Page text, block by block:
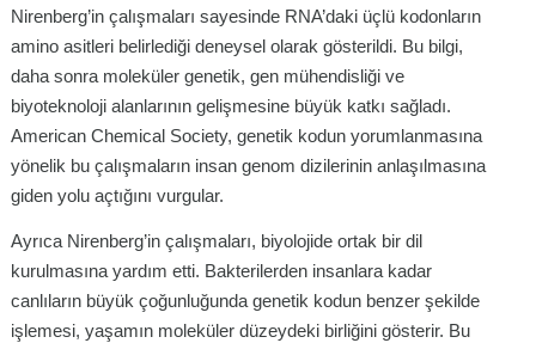
Nirenberg’in çalışmaları sayesinde RNA’daki üçlü kodonların
amino asitleri belirlediği deneysel olarak gösterildi. Bu bilgi,
daha sonra moleküler genetik, gen mühendisliği ve
biyoteknoloji alanlarının gelişmesine büyük katkı sağladı.
American Chemical Society, genetik kodun yorumlanmasına
yönelik bu çalışmaların insan genom dizilerinin anlaşılmasına
giden yolu açtığını vurgular.
Ayrıca Nirenberg’in çalışmaları, biyolojide ortak bir dil
kurulmasına yardım etti. Bakterilerden insanlara kadar
canlıların büyük çoğunluğunda genetik kodun benzer şekilde
işlemesi, yaşamın moleküler düzeydeki birliğini gösterir. Bu